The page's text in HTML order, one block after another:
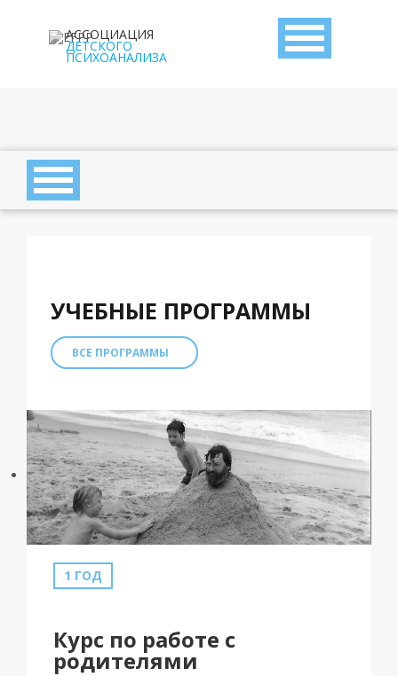
АССОЦИАЦИЯ
ДЕТСКОГО
ПСИХОАНАЛИЗА
УЧЕБНЫЕ ПРОГРАММЫ
ВСЕ ПРОГРАММЫ
1 ГОД
Курс по работе с
родителями